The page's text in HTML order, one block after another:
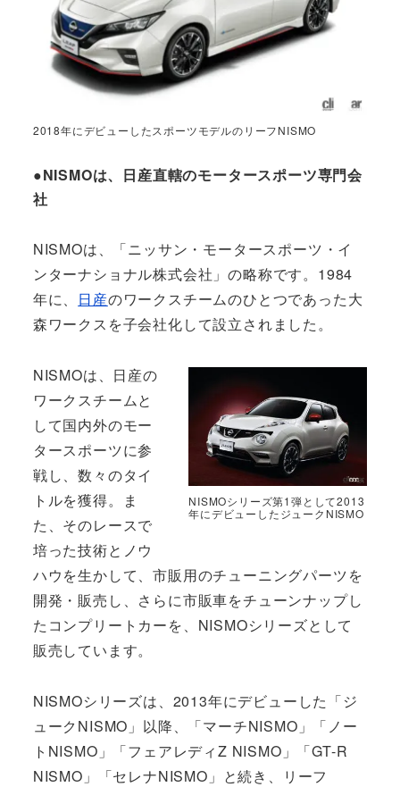
2018年にデビューしたスポーツモデルのリーフNISMO
●NISMOは、日産直轄のモータースポーツ専門会
社
NISMOは、「ニッサン・モータースポーツ・イ
ンターナショナル株式会社」の略称です。1984
年に、 日産のワークスチームのひとつであった大
森ワークスを子会社化して設立されました。
NISMOシリーズ第1弾として2013
年にデビューしたジュークNISMO
NISMOは、日産の
ワークスチームと
して国内外のモー
タースポーツに参
戦し、数々のタイ
トルを獲得。ま
た、そのレースで
培った技術とノウ
ハウを生かして、市販用のチューニングパーツを
開発・販売し、さらに市販車をチューンナップし
たコンプリートカーを、NISMOシリーズとして
販売しています。
NISMOシリーズは、2013年にデビューした「ジ
ュークNISMO」以降、「マーチNISMO」「ノー
トNISMO」「フェアレディZ NISMO」「GT-R
NISMO」「セレナNISMO」と続き、リーフ